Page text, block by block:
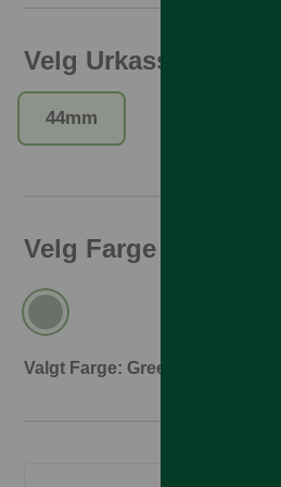
Velg Urkasse
44mm
Velg Farge
Valgt Farge: Green